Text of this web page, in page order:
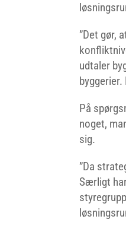
”Det gør,
udtaler
På
noget,
sig.
”Da
Særligt